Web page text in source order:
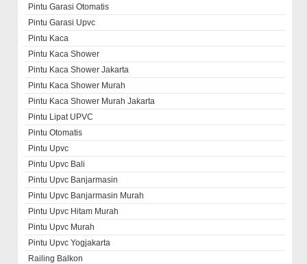
Pintu Garasi Otomatis
Pintu Garasi Upvc
Pintu Kaca
Pintu Kaca Shower
Pintu Kaca Shower Jakarta
Pintu Kaca Shower Murah
Pintu Kaca Shower Murah Jakarta
Pintu Lipat UPVC
Pintu Otomatis
Pintu Upvc
Pintu Upvc Bali
Pintu Upvc Banjarmasin
Pintu Upvc Banjarmasin Murah
Pintu Upvc Hitam Murah
Pintu Upvc Murah
Pintu Upvc Yogjakarta
Railing Balkon